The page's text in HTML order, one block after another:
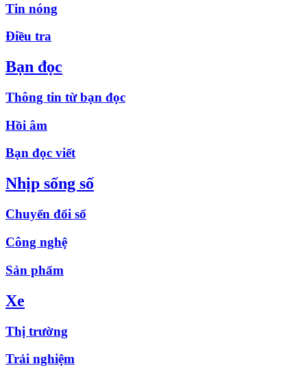
Tin nóng
Điều tra
Bạn đọc
Thông tin từ bạn đọc
Hồi âm
Bạn đọc viết
Nhịp sống số
Chuyển đổi số
Công nghệ
Sản phẩm
Xe
Thị trường
Trải nghiệm